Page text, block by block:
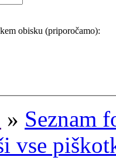
obisku (priporočamo):
» Seznam
vse